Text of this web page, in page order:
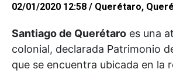
02/01/2020 12:58 / Querétaro,
Santiago de Querétaro es una
colonial, declarada Patrimonio
que se encuentra ubicada en la